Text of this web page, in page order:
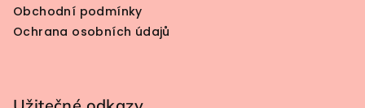
Obchodní podmínky
Ochrana osobních údajů